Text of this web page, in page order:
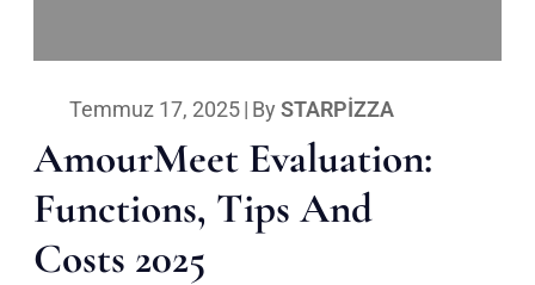
Temmuz 17, 2025| By STARPIZZA
AmourMeet Evaluation:
Functions, Tips And
Costs 2025